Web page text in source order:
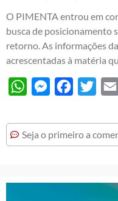
O PIMENTA entrou em
busca de posicionamento
retorno. As informações
acrescentadas à matéria
WhatsAppMessengerFacebook
Seja o primeiro a